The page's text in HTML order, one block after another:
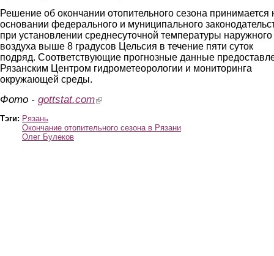
Решение об окончании отопительного сезона принимается
основании федерального и муниципального
при установлении среднесуточной температуры наружного
воздуха выше 8 градусов Цельсия в течение пяти суток
подряд. Соответствующие прогнозные данные
Рязанским Центром гидрометеорологии и мониторинга
окружающей среды.
Фото - gottstat.com(link is external)
Тэги: Рязань
Окончание отопительного сезона в Рязани
Олег Булеков